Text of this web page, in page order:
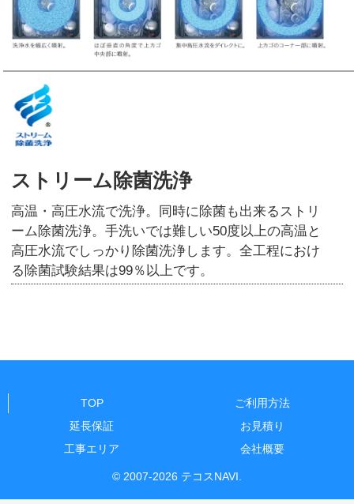
ストリーム除菌洗浄
高温・高圧水流で洗浄。同時に除菌も出来るストリ
ーム除菌洗浄。手洗いでは難しい50度以上の高温と
高圧水流でしっかり除菌洗浄します。全工程におけ
る除菌試験結果は99％以上です。
TOP
ご利用方法
延長保証
お見積り
工事エリア
会社概要
© 2007-2026 テコスNAVI.